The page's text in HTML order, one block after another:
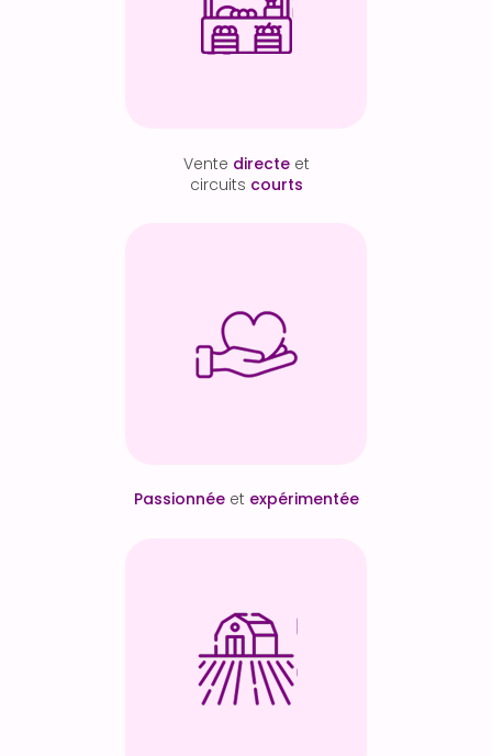
Vente directe et
circuits courts
Passionnée et expérimentée